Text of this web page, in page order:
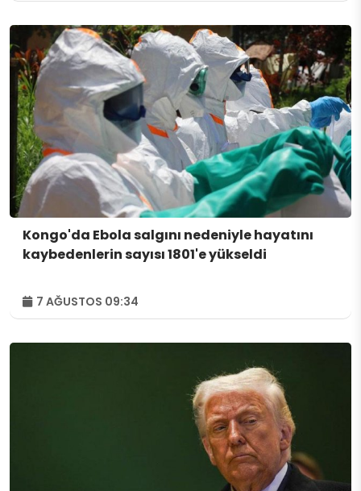
Kongo'da Ebola salgını nedeniyle hayatını
kaybedenlerin sayısı 1801'e yükseldi
7 AĞUSTOS 09:34